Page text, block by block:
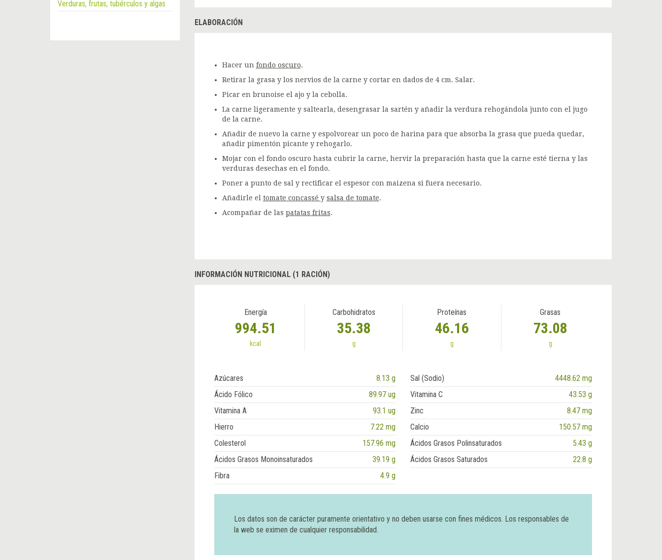
Verduras, frutas, tubérculos y algas
ELABORACIÓN
Hacer un fondo oscuro.
Retirar la grasa y los nervios de la carne y cortar en dados de 4 cm. Salar.
Picar en brunoise el ajo y la cebolla.
La carne ligeramente y saltearla, desengrasar la sartén y añadir la verdura rehogándola junto con el jugo
de la carne.
Añadir de nuevo la carne y espolvorear un poco de harina para que absorba la grasa que pueda quedar,
añadir pimentón picante y rehogarlo.
Mojar con el fondo oscuro hasta cubrir la carne, hervir la preparación hasta que la carne esté tierna y las
verduras desechas en el fondo.
Poner a punto de sal y rectificar el espesor con maizena si fuera necesario.
Añadirle el tomate concassé y salsa de tomate.
Acompañar de las patatas fritas.
INFORMACIÓN NUTRICIONAL (1 RACIÓN)
Energía
994.51
kcal
Carbohidratos
35.38
g
Proteínas
46.16
g
Grasas
73.08
g
Azúcares 8.13 g Sal (Sodio)
4448.62 mg
Ácido Fólico
89.97 ug Vitamina C
43.53 g
Vitamina A
93.1 ug Zinc
8.47 mg
Hierro
7.22 mg Calcio
150.57 mg
Colesterol
157.96 mg Ácidos Grasos Polinsaturados
5.43 g
Ácidos Grasos Monoinsaturados
39.19 g Ácidos Grasos Saturados
22.8 g
Fibra
4.9 g
Los datos son de carácter puramente orientativo y no deben usarse con fines médicos. Los responsables de
la web se eximen de cualquier responsabilidad.